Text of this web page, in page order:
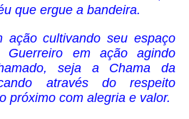
que ergue a bandeira.
ação cultivando seu espaço
Guerreiro em ação agindo
seja a Chama da
através do respeito
próximo com alegria e valor.